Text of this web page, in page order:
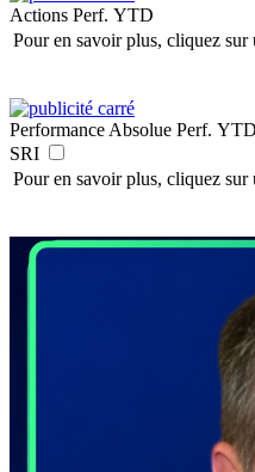
Actions Perf. YTD
Pour en savoir plus, cliquez sur
Performance Absolue Perf. YTD
SRI
Pour en savoir plus, cliquez sur